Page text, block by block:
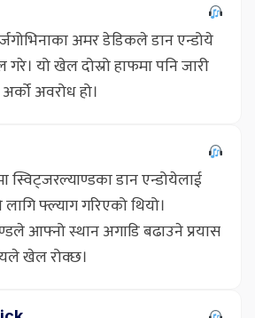
अमर डेडिकले डान एन्डोये
यो खेल दोस्रो हाफमा पनि जारी
अवरोध हो।
स्विट्जरल्याण्डका डान एन्डोयेलाई
फ्ल्याग गरिएको थियो।
आफ्नो स्थान अगाडि बढाउने प्रयास
खेल रोक्छ।